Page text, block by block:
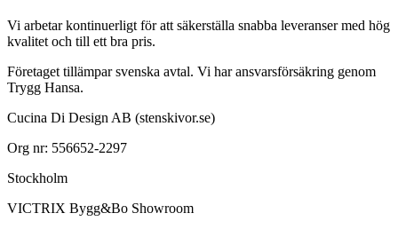
Vi arbetar kontinuerligt för att säkerställa snabba leveranser med hög
kvalitet och till ett bra pris.
Företaget tillämpar svenska avtal. Vi har ansvarsförsäkring genom
Trygg Hansa.
Cucina Di Design AB (stenskivor.se)
Org nr: 556652-2297
Stockholm
VICTRIX Bygg&Bo Showroom